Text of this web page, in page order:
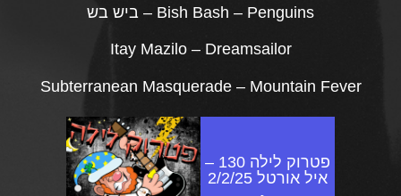
Bish Bash – Penguins – ביש בש
Itay Mazilo – Dreamsailor
‎Subterranean Masquerade – Mountain Fever
פטרוק לילה 130 –
איל אורטל 2/2/25